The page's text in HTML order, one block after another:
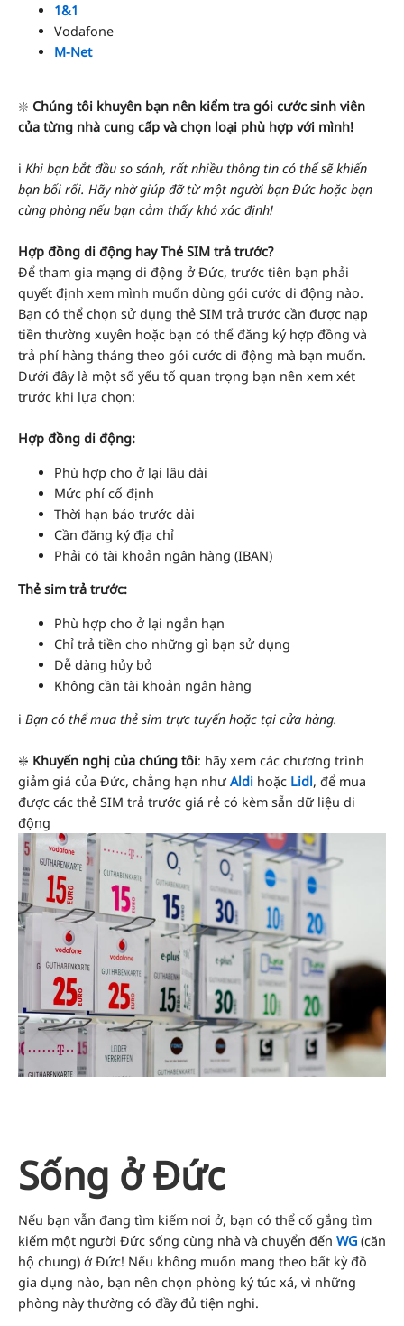
1&1
Vodafone
M-Net
❇️ Chúng tôi khuyên bạn nên kiểm tra gói cước sinh viên
của từng nhà cung cấp và chọn loại phù hợp với mình!
ℹ️ Khi bạn bắt đầu so sánh, rất nhiều thông tin có thể sẽ khiến
bạn bối rối. Hãy nhờ giúp đỡ từ một người bạn Đức hoặc bạn
cùng phòng nếu bạn cảm thấy khó xác định!
Hợp đồng di động hay Thẻ SIM trả trước?
Để tham gia mạng di động ở Đức, trước tiên bạn phải
quyết định xem mình muốn dùng gói cước di động nào.
Bạn có thể chọn sử dụng thẻ SIM trả trước cần được nạp
tiền thường xuyên hoặc bạn có thể đăng ký hợp đồng và
trả phí hàng tháng theo gói cước di động mà bạn muốn.
Dưới đây là một số yếu tố quan trọng bạn nên xem xét
trước khi lựa chọn:
Hợp đồng di động:
Phù hợp cho ở lại lâu dài
Mức phí cố định
Thời hạn báo trước dài
Cần đăng ký địa chỉ
Phải có tài khoản ngân hàng (IBAN)
Thẻ sim trả trước:
Phù hợp cho ở lại ngắn hạn
Chỉ trả tiền cho những gì bạn sử dụng
Dễ dàng hủy bỏ
Không cần tài khoản ngân hàng
ℹ️ Bạn có thể mua thẻ sim trực tuyến hoặc tại cửa hàng.
❇️ Khuyến nghị của chúng tôi: hãy xem các chương trình
giảm giá của Đức, chẳng hạn như Aldi hoặc Lidl, để mua
được các thẻ SIM trả trước giá rẻ có kèm sẵn dữ liệu di
động
Sống ở Đức
Nếu bạn vẫn đang tìm kiếm nơi ở, bạn có thể cố gắng tìm
kiếm một người Đức sống cùng nhà và chuyển đến WG (căn
hộ chung) ở Đức! Nếu không muốn mang theo bất kỳ đồ
gia dụng nào, bạn nên chọn phòng ký túc xá, vì những
phòng này thường có đầy đủ tiện nghi.